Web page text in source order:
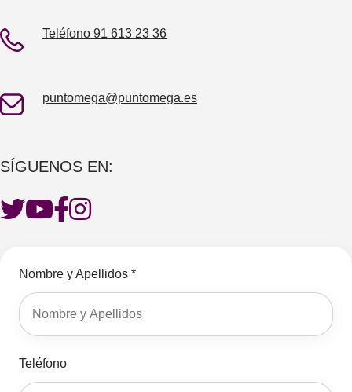
Teléfono 91 613 23 36
puntomega@puntomega.es
SÍGUENOS EN:
Nombre y Apellidos *
Teléfono